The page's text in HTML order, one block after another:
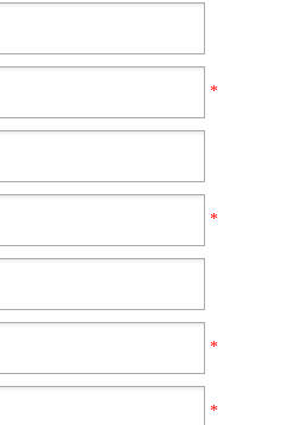
*
*
*
*